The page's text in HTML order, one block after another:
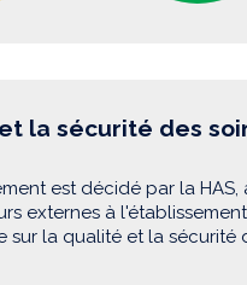
la sécurité des
est décidé par la
externes à
la qualité et la sécurité